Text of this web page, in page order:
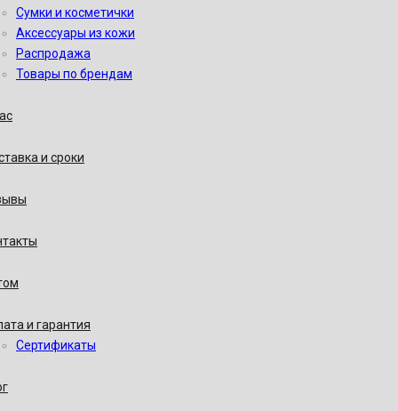
Сумки и косметички
Аксессуары из кожи
Распродажа
Товары по брендам
и сроки
и гарантия
Сертификаты